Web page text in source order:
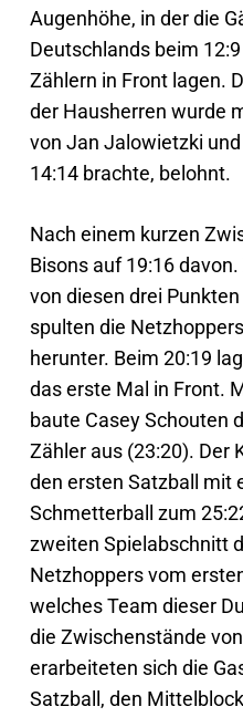
Augenhöhe, in der die
Deutschlands beim
Zählern in Front lagen.
der Hausherren wurde
von Jan Jalowietzki
14:14 brachte, belohnt.
Nach einem kurzen
Bisons auf 19:16
von diesen drei
spulten die
herunter. Beim 20:19
das erste Mal in Front.
baute Casey Schouten
Zähler aus (23:20). Der
den ersten Satzball mit
Schmetterball zum
zweiten Spielabschnitt
Netzhoppers vom
welches Team dieser
die Zwischenstände
erarbeiteten sich die
Satzball, den